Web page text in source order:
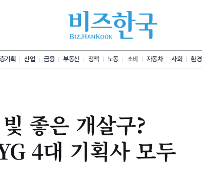
기획 산업 금융 부동산 정책 노동 소비 자동차 사회 환경
좋은 개살구?
4대 기획사 모두